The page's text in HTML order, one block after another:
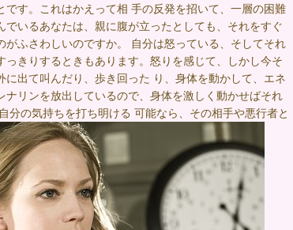
す。これはかえって相 手の反発を招いて、一層の困難
いるあなたは、親に腹が立ったとしても、それをすぐ
ふさわしいのですか。 自分は怒っている、そしてそれ
きりするときもあります。怒りを感じて、しかし今そ
出て叫んだり、歩き回った り、身体を動かして、エネ
リンを放出しているので、身体を激しく動かせばそれ
の気持ちを打ち明ける 可能なら、その相手や悪行者と